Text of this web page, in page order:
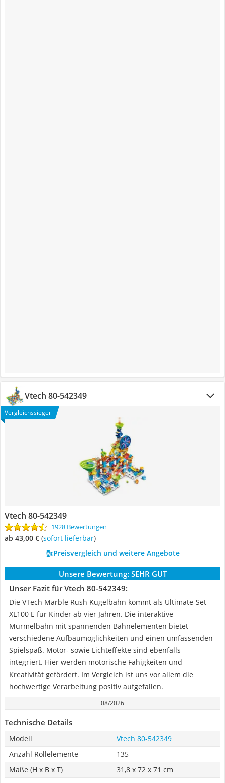
Vtech ‎80-542349
Vergleichssieger
Vtech ‎80-542349
1928 Bewertungen
ab 43,00 € ( Sofort lieferbar)
Preisvergleich und weitere Angebote
Unsere Bewertung: SEHR GUT
Unser Fazit für Vtech ‎80-542349:
Die VTech Marble Rush Kugelbahn kommt als Ultimate-Set
XL100 E für Kinder ab vier Jahren. Die interaktive
Murmelbahn mit spannenden Bahnelementen bietet
verschiedene Aufbaumöglichkeiten und einen umfassenden
Spielspaß. Motor- sowie Lichteffekte sind ebenfalls
integriert. Hier werden motorische Fähigkeiten und
Kreativität gefördert. Im Vergleich ist uns vor allem die
hochwertige Verarbeitung positiv aufgefallen.
08/2026
Technische Details
Modell
Vtech ‎80-542349
Anzahl Rollelemente
135
Maße (H x B x T)
31,8 x 72 x 71 cm